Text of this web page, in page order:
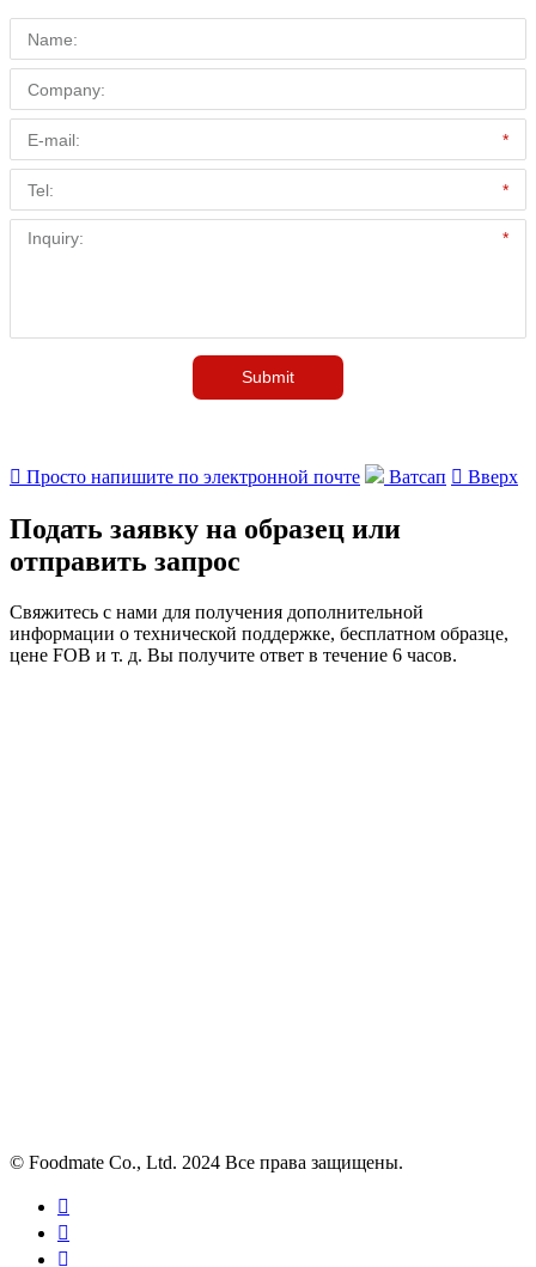
 Просто напишите по электронной почте Ватсап  Вверх
Подать заявку на образец или
отправить запрос
Свяжитесь с нами для получения дополнительной
информации о технической поддержке, бесплатном образце,
цене FOB и т. д. Вы получите ответ в течение 6 часов.
© Foodmate Co., Ltd. 2024 Все права защищены.


